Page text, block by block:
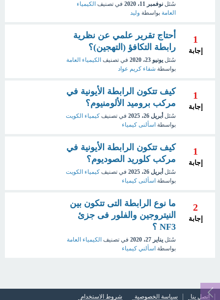
سُئل نوفمبر 11، 2020 في تصنيف الكيمياء
العامة بواسطة وليد
1
إجابة
أحتاج تقرير علمي عن نظرية
رابطة التكافؤ (التهجين)؟
سُئل يونيو 23، 2020 في تصنيف الكيمياء العامة
بواسطة شفاء كريم عواد
1
إجابة
كيف تتكون الرابطة الأيونية في
مركب بروميد الألومنيوم؟
سُئل أبريل 26، 2025 في تصنيف كيمياء الكويت
بواسطة اسألنى كيمياء
1
إجابة
كيف تتكون الرابطة الأيونية في
مركب كلوريد الصوديوم؟
سُئل أبريل 26، 2025 في تصنيف كيمياء الكويت
بواسطة اسألنى كيمياء
2
إجابة
ما نوع الرابطة التى تتكون بين
النيتروجين والفلور فى جزئ
NF3 ؟
سُئل يناير 27، 2020 في تصنيف الكيمياء العامة
بواسطة اسألني كيمياء
اتصل بنا سياسة الخصوصية شروط الاستخدام